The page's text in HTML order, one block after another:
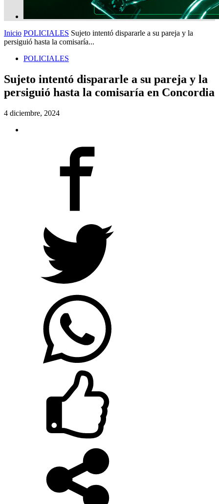
Inicio POLICIALES Sujeto intentó dispararle a su pareja y la
persiguió hasta la comisaría...
POLICIALES
Sujeto intentó dispararle a su pareja y la
persiguió hasta la comisaría en Concordia
4 diciembre, 2024